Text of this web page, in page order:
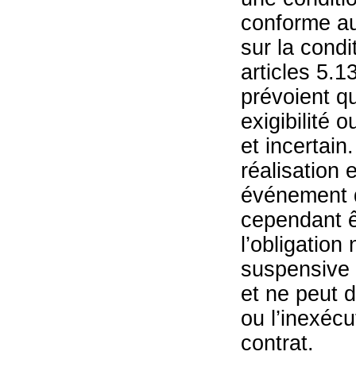
conforme
sur la
articles
prévoient
exigibilité
et
réalisation
événement
cependant
et ne peut
ou
contrat.